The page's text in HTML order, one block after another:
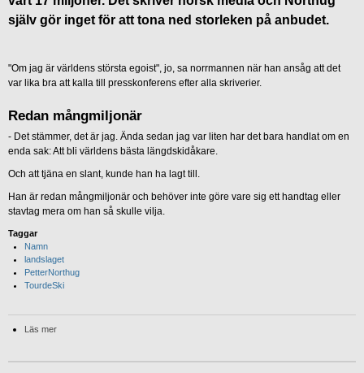
själv gör inget för att tona ned storleken på anbudet.
"Om jag är världens största egoist", jo, sa norrmannen när han ansåg att det
var lika bra att kalla till presskonferens efter alla skriverier.
Redan mångmiljonär
- Det stämmer, det är jag. Ända sedan jag var liten har det bara handlat om en
enda sak: Att bli världens bästa längdskidåkare.
Och att tjäna en slant, kunde han ha lagt till.
Han är redan mångmiljonär och behöver inte göre vare sig ett handtag eller
stavtag mera om han så skulle vilja.
Taggar
Namn
landslaget
PetterNorthug
TourdeSki
Läs mer